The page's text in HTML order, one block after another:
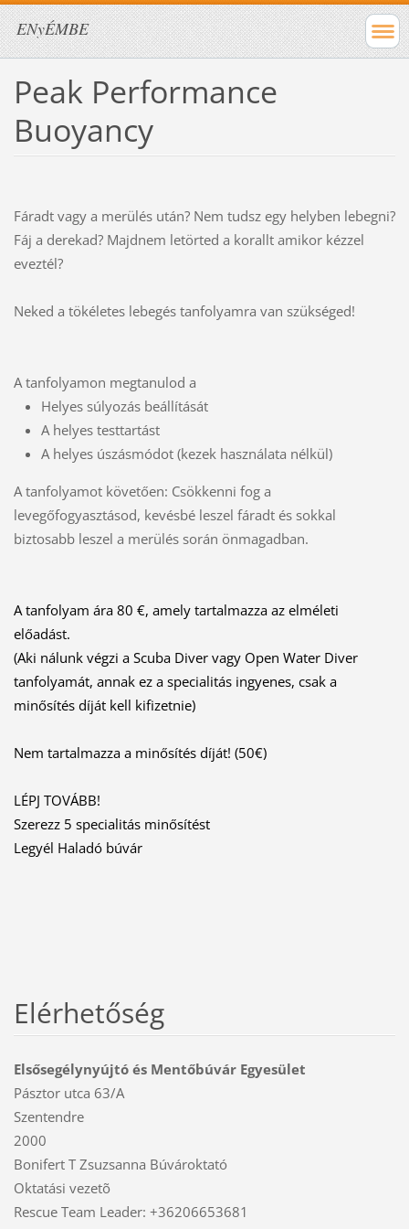
ENyÉMBE
Peak Performance
Buoyancy
Fáradt vagy a merülés után? Nem tudsz egy helyben lebegni?
Fáj a derekad? Majdnem letörted a korallt amikor kézzel
eveztél?
Neked a tökéletes lebegés tanfolyamra van szükséged!
A tanfolyamon megtanulod a
Helyes súlyozás beállítását
A helyes testtartást
A helyes úszásmódot (kezek használata nélkül)
A tanfolyamot követően: Csökkenni fog a
levegőfogyasztásod, kevésbé leszel fáradt és sokkal
biztosabb leszel a merülés során önmagadban.
A tanfolyam ára 80 €, amely tartalmazza az elméleti
előadást.
(Aki nálunk végzi a Scuba Diver vagy Open Water Diver
tanfolyamát, annak ez a specialitás ingyenes, csak a
minősítés díját kell kifizetnie)
Nem tartalmazza a minősítés díját! (50€)
LÉPJ TOVÁBB!
Szerezz 5 specialitás minősítést
Legyél Haladó búvár
Elérhetőség
Elsősegélynyújtó és Mentőbúvár Egyesület
Pásztor utca 63/A
Szentendre
2000
Bonifert T Zsuzsanna Búvároktató
Oktatási vezetõ
Rescue Team Leader: +36206653681